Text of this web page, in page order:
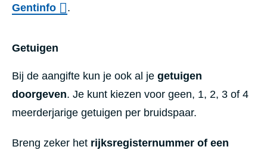
Gentinfo
.
Getuigen
Bij de aangifte kun je ook al je getuigen
doorgeven. Je kunt kiezen voor geen, 1, 2, 3 of 4
meerderjarige getuigen per bruidspaar.
Breng zeker het rijksregisternummer of een